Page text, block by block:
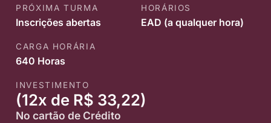
PRÓXIMA TURMA
Inscrições abertas
HORÁRIOS
EAD (a qualquer hora)
CARGA HORÁRIA
640 Horas
INVESTIMENTO
(12x de R$ 33,22)
No cartão de Crédito